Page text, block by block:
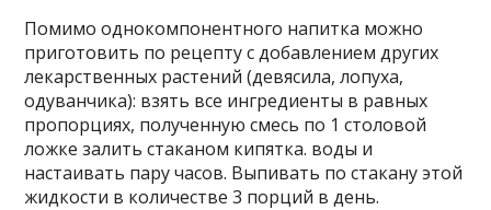
Помимо однокомпонентного напитка можно
приготовить по рецепту с добавлением других
лекарственных растений (девясила, лопуха,
одуванчика): взять все ингредиенты в равных
пропорциях, полученную смесь по 1 столовой
ложке залить стаканом кипятка. воды и
настаивать пару часов. Выпивать по стакану этой
жидкости в количестве 3 порций в день.